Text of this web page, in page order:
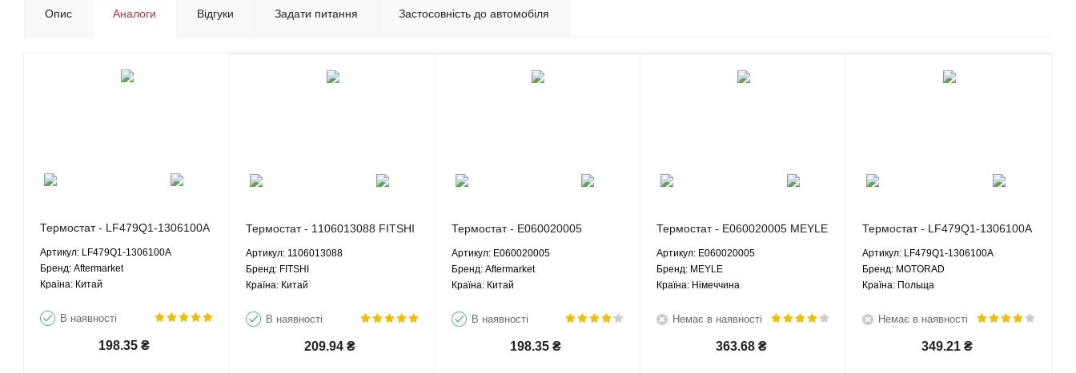
Опис Аналоги Відгуки Задати питання Застосовність до автомобіля
Термостат - LF479Q1-1306100A
Артикул: LF479Q1-1306100A
Брeнд: Aftermarket
Країна: Китай
В наявності
198.35 ₴
Термостат - 1106013088 FITSHI
Артикул: 1106013088
Брeнд: FITSHI
Країна: Китай
В наявності
209.94 ₴
Термостат - E060020005
Артикул: E060020005
Брeнд: Aftermarket
Країна: Китай
В наявності
198.35₴
Термостат - E060020005 MEYLE
Артикул: E060020005
Брeнд: MEYLE
Країна: Німеччина
Немає в наявності
363.68₴
Термостат - LF479Q1-1306100A
Артикул: LF479Q1-1306100A
Брeнд: MOTORAD
Країна: Польща
Немає в наявності
349.21₴